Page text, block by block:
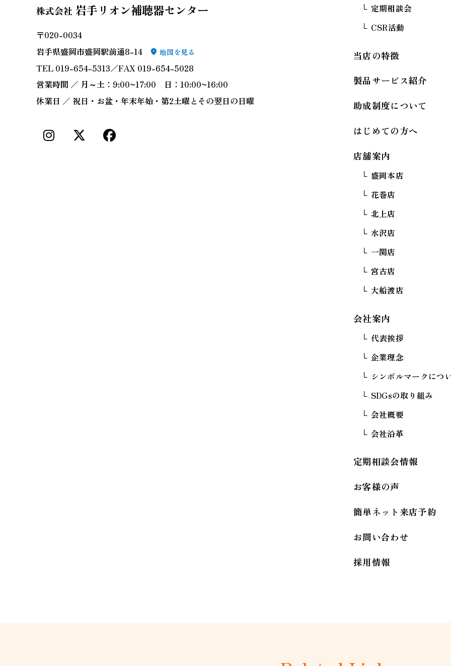
株式会社 岩手リオン補聴器センター
〒020-0034
岩手県盛岡市盛岡駅前通8-14
地図を見る
TEL 019-654-5313／FAX 019-654-5028
営業時間 ／ 月～土：9:00~17:00 日：10:00~16:00
休業日 ／ 祝日・お盆・年末年始・第2土曜とその翌日の日曜
定期相談会
CSR活動
当店の特徴
製品サービス紹介
助成制度について
はじめての方へ
店舗案内
盛岡本店
花巻店
北上店
水沢店
一関店
宮古店
大船渡店
会社案内
代表挨拶
企業理念
シンボルマークにつ
SDGsの取り組み
会社概要
会社沿革
定期相談会情報
お客様の声
簡単ネット来店予約
お問い合わせ
採用情報